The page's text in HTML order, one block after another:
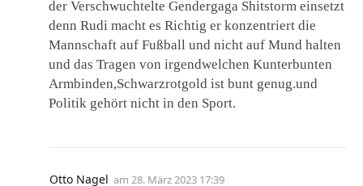
der Verschwuchtelte Gendergaga Shitstorm einsetzt
denn Rudi macht es Richtig er konzentriert die
Mannschaft auf Fußball und nicht auf Mund halten
und das Tragen von irgendwelchen Kunterbunten
Armbinden,Schwarzrotgold ist bunt genug.und
Politik gehört nicht in den Sport.
Otto Nagel am 28. März 2023 17:39